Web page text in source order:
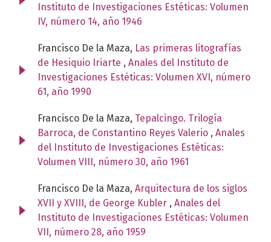
Instituto de Investigaciones Estéticas: Volumen
IV, número 14, año 1946
Francisco De la Maza, Las primeras litografías
de Hesiquio Iriarte , Anales del Instituto de
Investigaciones Estéticas: Volumen XVI, número
61, año 1990
Francisco De la Maza, Tepalcingo. Trilogía
Barroca, de Constantino Reyes Valerio , Anales
del Instituto de Investigaciones Estéticas:
Volumen VIII, número 30, año 1961
Francisco De la Maza, Arquitectura de los siglos
XVII y XVIII, de George Kubler , Anales del
Instituto de Investigaciones Estéticas: Volumen
VII, número 28, año 1959